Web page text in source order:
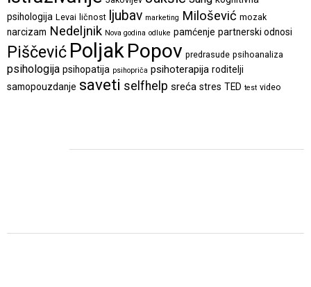
psihologija Levai ličnost ljubav marketing Milošević mozak
narcizam Nedeljnik Nova godina odluke pamćenje partnerski odnosi
Piščević PoljakPopov predrasude psihoanaliza
psihologija psihopatija psihopriča psihoterapija roditelji
samopouzdanje saveti selfhelp sreća stres TED test video